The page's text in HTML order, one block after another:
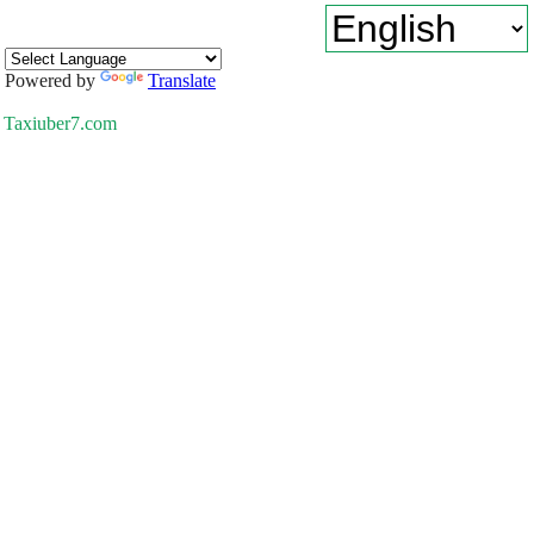
Powered by Translate
Taxiuber7.com